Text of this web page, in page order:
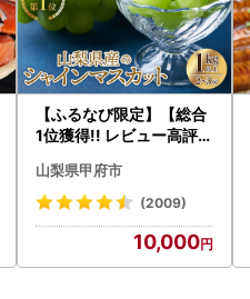
【ふるなび限定】【総合
1位獲得!! レビュー高評価
〉山梨県産 シャインマス
カット 2～3房（1.0kg以
N-Limited-SP
山梨県甲府市
(2009)
10,000